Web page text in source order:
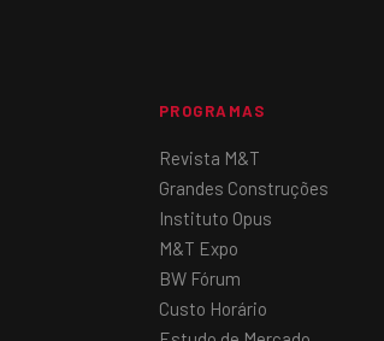
PROGRAMAS
Revista M&T
Grandes Construções
Instituto Opus
M&T Expo
BW Fórum
Custo Horário